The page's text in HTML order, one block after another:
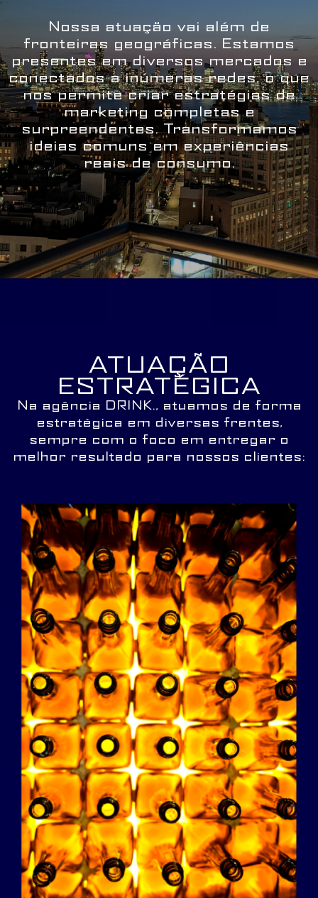
Nossa atuação vai além de
fronteiras geográficas. Estamos
presentes em diversos mercados e
conectados a inúmeras redes, o que
nos permite criar estratégias de
marketing completas e
surpreendentes. Transformamos
ideias comuns em experiências
reais de consumo.
ATUAÇÃO
ESTRATÉGICA
Na agência DRINK., atuamos de forma
estratégica em diversas frentes,
sempre com o foco em entregar o
melhor resultado para nossos clientes: